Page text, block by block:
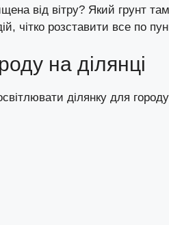
від вітру? Який грунт
чітко розставити все по
на ділянці
ділянку для